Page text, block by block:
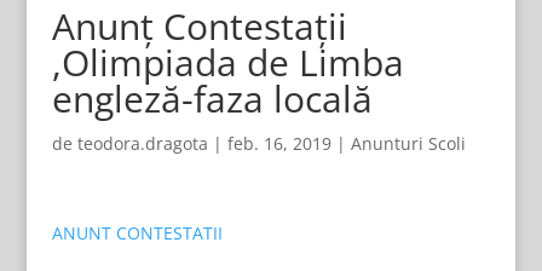
Anunț Contestații
,Olimpiada de Limba
engleză-faza locală
de teodora.dragota | feb. 16, 2019| Anunturi Scoli
ANUNT CONTESTATII